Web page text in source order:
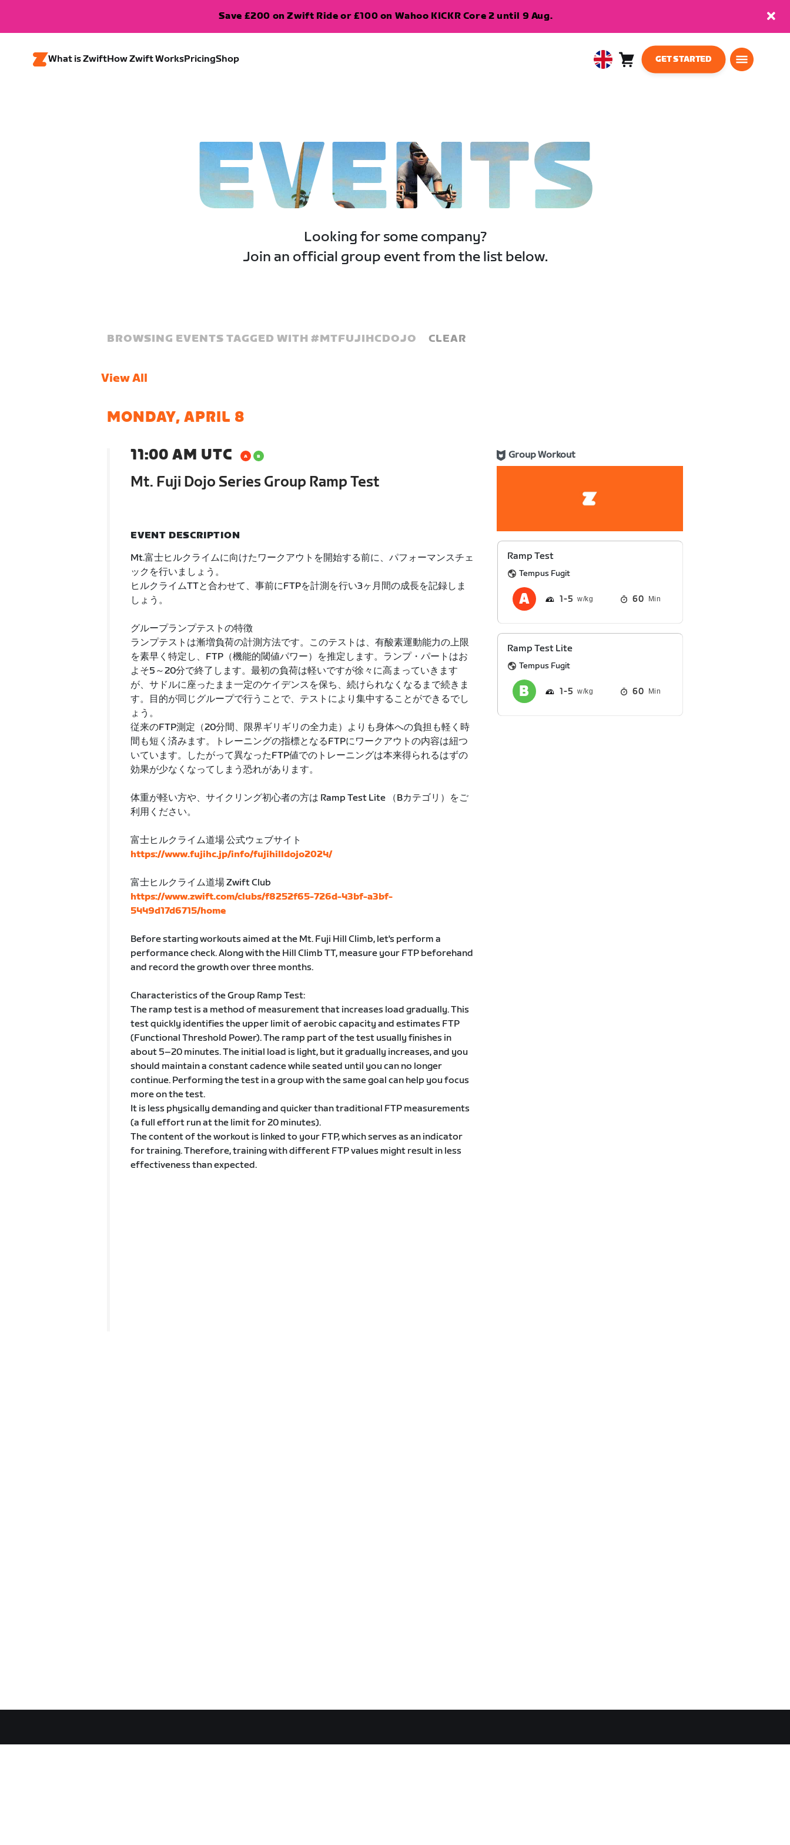
Save £200 on Zwift Ride or £100 on Wahoo KICKR Core 2 until 9 Aug.
What is ZwiftHow Zwift WorksPricingShop
UnitedCart
GET STARTED
EVENTS
Looking for some company?
Join an official group event from the list below.
BROWSING EVENTS TAGGED WITH #MTFUJIHCDOJO CLEAR
View All
MONDAY, APRIL 8
11:00 AM UTC
Mt. Fuji Dojo Series Group Ramp Test
Group Workout
EVENT DESCRIPTION
Mt.富士ヒルクライムに向けたワークアウトを開始する前に、パフォーマンスチェ
ックを行いましょう。
ヒルクライムTTと合わせて、事前にFTPを計測を行い3ヶ月間の成長を記録しま
しょう。
グループランプテストの特徴
ランプテストは漸増負荷の計測方法です。このテストは、有酸素運動能力の上限
を素早く特定し、FTP（機能的閾値パワー）を推定します。ランプ・パートはお
よそ5～20分で終了します。最初の負荷は軽いですが徐々に高まっていきます
が、サドルに座ったまま一定のケイデンスを保ち、続けられなくなるまで続きま
す。目的が同じグループで行うことで、テストにより集中することができるでし
ょう。
従来のFTP測定（20分間、限界ギリギリの全力走）よりも身体への負担も軽く時
間も短く済みます。トレーニングの指標となるFTPにワークアウトの内容は紐つ
いています。したがって異なったFTP値でのトレーニングは本来得られるはずの
効果が少なくなってしまう恐れがあります。
体重が軽い方や、サイクリング初心者の方は Ramp Test Lite （Bカテゴリ）をご
利用ください。
富士ヒルクライム道場 公式ウェブサイト
https://www.fujihc.jp/info/fujihilldojo2024/
富士ヒルクライム道場 Zwift Club
https://www.zwift.com/clubs/f8252f65-726d-43bf-a3bf-
5449d17d6715/home
Before starting workouts aimed at the Mt. Fuji Hill Climb, let's perform a
performance check. Along with the Hill Climb TT, measure your FTP beforehand
and record the growth over three months.
Characteristics of the Group Ramp Test:
The ramp test is a method of measurement that increases load gradually. This
test quickly identifies the upper limit of aerobic capacity and estimates FTP
(Functional Threshold Power). The ramp part of the test usually finishes in
about 5–20 minutes. The initial load is light, but it gradually increases, and you
should maintain a constant cadence while seated until you can no longer
continue. Performing the test in a group with the same goal can help you focus
more on the test.
It is less physically demanding and quicker than traditional FTP measurements
(a full effort run at the limit for 20 minutes).
The content of the workout is linked to your FTP, which serves as an indicator
for training. Therefore, training with different FTP values might result in less
effectiveness than expected.
Ramp Test
Tempus Fugit
1 5 60 Min
Ramp Test Lite
Tempus Fugit
1 5 60 Min